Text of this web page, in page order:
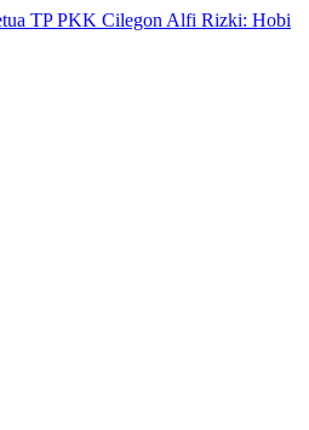
TP PKK Cilegon Alfi Rizki: Hobi